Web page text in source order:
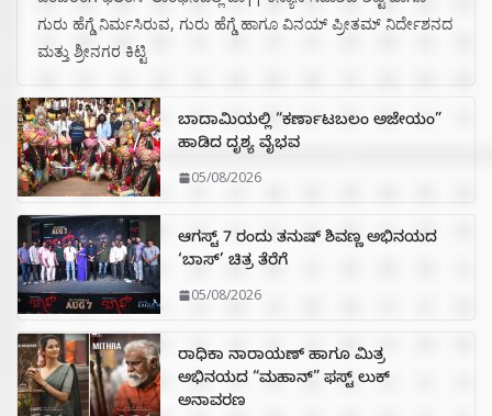
ಗುರು ಹೆಗ್ಡೆ ನಿರ್ಮಸಿರುವ, ಗುರು ಹೆಗ್ಡೆ ಹಾಗೂ ವಿನಯ್ ಪ್ರೀತಮ್ ನಿರ್ದೇಶನದ
ಮತ್ತು ಶ್ರೀನಗರ ಕಿಟ್ಟಿ
ಬಾದಾಮಿಯಲ್ಲಿ “ಕರ್ಣಾಟಬಲಂ ಅಜೇಯಂ”
ಹಾಡಿದ ದೃಶ್ಯ ವೈಭವ
05/08/2026
ಆಗಸ್ಟ್ 7 ರಂದು ತನುಷ್ ಶಿವಣ್ಣ ಅಭಿನಯದ
‘ಬಾಸ್’ ಚಿತ್ರ ತೆರೆಗೆ
05/08/2026
ರಾಧಿಕಾ ನಾರಾಯಣ್ ಹಾಗೂ ಮಿತ್ರ
ಅಭಿನಯದ “ಮಹಾನ್” ಫಸ್ಟ್ ಲುಕ್
ಅನಾವರಣ